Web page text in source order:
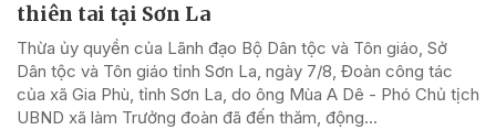
thiên tai tại Sơn La
Thừa ủy quyền của Lãnh đạo Bộ Dân tộc và Tôn giáo, Sở
Dân tộc và Tôn giáo tỉnh Sơn La, ngày 7/8, Đoàn công tác
của xã Gia Phù, tỉnh Sơn La, do ông Mùa A Dê - Phó Chủ tịch
UBND xã làm Trưởng đoàn đã đến thăm, động...